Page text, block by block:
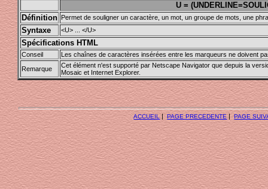
U =
Définition
Permet de souligner un caractère, un mot, un groupe de mots, une
Syntaxe <U> ... </U>
Spécifications HTML
Conseil
Les chaînes de caractères insérées entre les marqueurs ne doivent
Remarque
Cet élément n'est supporté par Netscape Navigator que depuis la
Mosaic et Internet Explorer.
ACCUEIL|PAGE PRECEDENTE|PAGE